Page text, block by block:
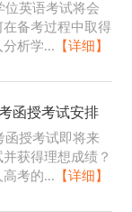
位英语考试将会
备考过程中取得
析学... 【详细】
函授考试安排
函授考试即将来
获得理想成绩？
考的... 【详细】